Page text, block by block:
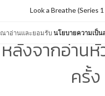
ณาอ่านและยอมรับนโยบายความเป็น
Look a Breathe (Series 1
หลังจากอ่าน
ครั้ง